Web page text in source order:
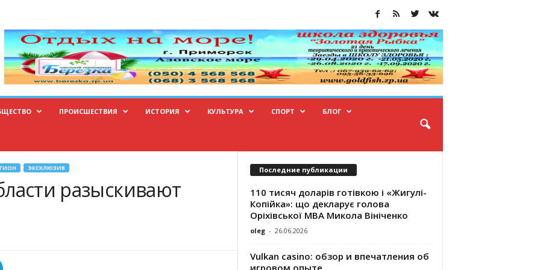
ПРОИСШЕСТВИЯ ИСТОРИЯ КУЛЬТУРА СПОРТ БЛОГ
ЭКСКЛЮЗИВ
разыскивают
Последние публикации
110 тисяч доларів готівкою і «Жигулі-
Копійка»: що декларує голова
Оріхівської МВА Микола Вініченко
oleg - 26.06.2026
Vulkan casino: обзор и впечатления об
игровом опыте